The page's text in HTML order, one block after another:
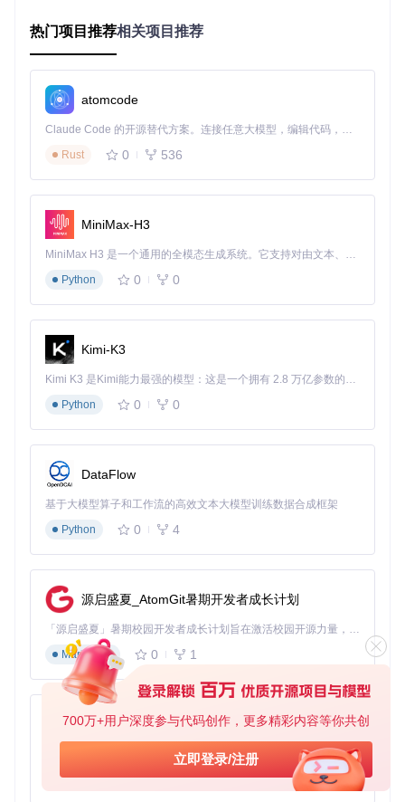
700万+用户深度参与代码创作，更多精彩内容等你共创
立即登录/注册
率控制在0.01%以下，远低于同类开源工具1-2%的典型值。
解析：协议解码引擎的底层实现机制
LogicAnalyzer的协议解码能力建立在灵活的插件架构上，支
持超过80种协议。以I2C协议解码为例，其实现包含三个关键
信号边沿检测：通过PIO状态机捕获SCL/SDA线上的跳变
信号特征
数据帧重组：根据I2C规范将时序信号转换为设备地址、寄
存器和数据值
![I2C协议分析结果](https://raw.gitcode.com/GitHub_Trendin
a36e7f22/Wiki artwork/I2C analyzed.png?utm_source=gitco
de_repo_files)
图2：I2C协议分析界面，显示主从设备通信过程及数据解析结
y）：
def decode(self
while
# 等待起始条件 (SDA下降沿且SCL为高)
self
.add_event(
# 读取7位设备地址
        addr =
for i in range(7):
            scl, sda =
            addr = (addr <<
1) | sda
# 读取读写位
        scl, sda =
True
        rw = sda
self .add_event(f"Address: 0x {addr:02X} {'Read'
self.wait_for_edge( "scl", rising=
self.add_event("ACK" if sda == 0 else "NACK",
热门项目推荐相关项目推荐
atomcode
Claude Code 的开源替代方案。连接任意大模型，编辑代码，运行命令，自动验证 — 全自动执行。用 Rust 构建，极致性能。 ｜ An open-source alternative to Claude Code. Connect any LLM, edit code, run commands, and verify changes — autonomously. Built in Rust for speed. Get Started
Rust
0 536
MiniMax-H3
MiniMax H3 是一个通用的全模态生成系统。它支持对由文本、图像、视频和音频组成的多模态上下文进行统一理解，并能生成分辨率高达 2K、时长可达 15 秒的带原生立体声音频的视频。得益于面向任务泛化的系统设计，H3 在预训练阶段就已具备广泛的多模态上下文理解与生成能力，能够出色地执行复杂的多模态指令。
Python
0 0
Kimi-K3
Kimi K3 是Kimi能力最强的模型：这是一个拥有 2.8 万亿参数的混合专家（MoE）模型，具备原生视觉理解能力，并支持 100 万 token 的上下文窗口。
Python
0 0
DataFlow
基于大模型算子和工作流的高效文本大模型训练数据合成框架
Python
0 4
源启盛夏_AtomGit暑期开发者成长计划
「源启盛夏」暑期校园开发者成长计划旨在激活校园开源力量，通过积分激励、认证扶持、资源倾斜等形式，引导高校组织和开发者完成「入驻 — 建项目 — 做贡献 — 获认证 — 得资源」的完整闭环。无论你是想带领社团入驻平台的组织者，还是希望用代码贡献证明自己的开发者，都能在这里找到属于你的成长路径。
Markdown
0 1
py-xiaozhi
基于Python的Xiaozhi AI，适用于想要完整Xiaozhi体验而无需拥有专用硬件的用户。
Python
0 1